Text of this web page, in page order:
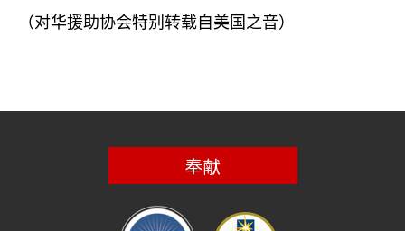
（对华援助协会特别转载自美国之音）
奉献